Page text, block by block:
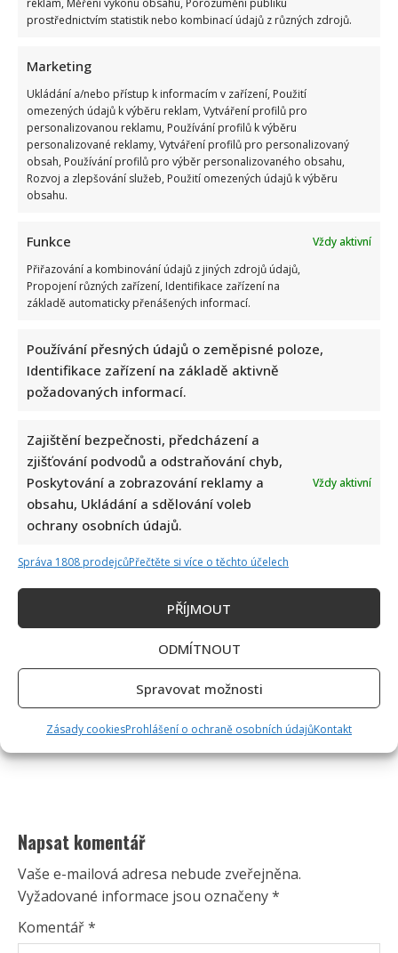
reklam, Měření výkonu obsahu, Porozumění publiku
prostřednictvím statistik nebo kombinací údajů z různých zdrojů.
Marketing
Ukládání a/nebo přístup k informacím v zařízení, Použití
omezených údajů k výběru reklam, Vytváření profilů pro
personalizovanou reklamu, Používání profilů k výběru
personalizované reklamy, Vytváření profilů pro personalizovaný
obsah, Používání profilů pro výběr personalizovaného obsahu,
Rozvoj a zlepšování služeb, Použití omezených údajů k výběru
obsahu.
Funkce
Vždy aktivní
Přiřazování a kombinování údajů z jiných zdrojů údajů,
Propojení různých zařízení, Identifikace zařízení na
základě automaticky přenášených informací.
Používání přesných údajů o zeměpisné poloze,
Identifikace zařízení na základě aktivně
požadovaných informací.
Zajištění bezpečnosti, předcházení a
zjišťování podvodů a odstraňování chyb,
Poskytování a zobrazování reklamy a
obsahu, Ukládání a sdělování voleb
ochrany osobních údajů.
Vždy aktivní
Správa 1808 prodejcůPřečtěte si více o těchto účelech
PŘÍJMOUT
ODMÍTNOUT
Spravovat možnosti
Zásady cookiesProhlášení o ochraně osobních údajůKontakt
Napsat komentář
Vaše e-mailová adresa nebude zveřejněna.
Vyžadované informace jsou označeny*
Komentář*